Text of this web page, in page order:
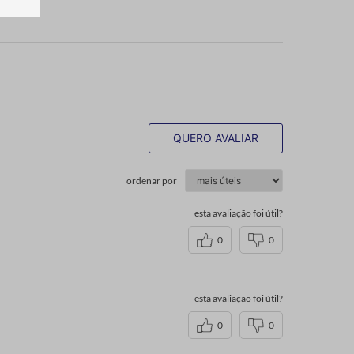
QUERO AVALIAR
ordenar por
esta avaliação foi útil?
0 0
esta avaliação foi útil?
0 0